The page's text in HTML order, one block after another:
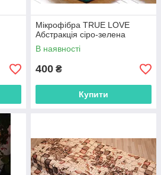
Мікрофібра TRUE LOVE
Абстракція сіро-зелена
В наявності
400 ₴
Купити